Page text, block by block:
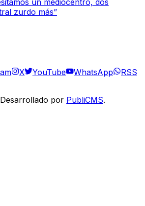
zurdo más”
X YouTube WhatsApp RSS
Desarrollado por PubliCMS.